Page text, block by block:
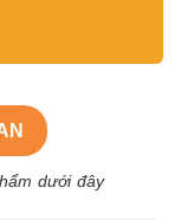
dưới đây